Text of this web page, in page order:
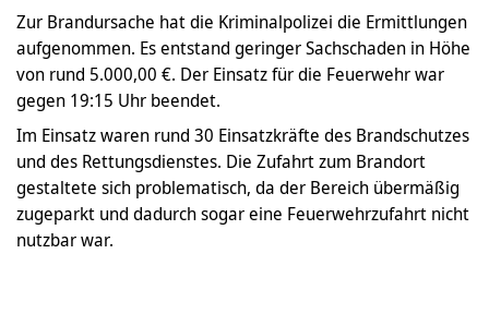
Zur Brandursache hat die Kriminalpolizei die Ermittlungen
aufgenommen. Es entstand ge­ringer Sachschaden in Höhe
von rund 5.000,00 €. Der Einsatz für die Feuerwehr war
gegen 19:15 Uhr beendet.
Im Einsatz waren rund 30 Einsatzkräfte des Brandschutzes
und des Rettungsdienstes. Die Zufahrt zum Brandort
gestaltete sich problematisch, da der Bereich übermäßig
zuge­parkt und dadurch sogar eine Feuerwehrzufahrt nicht
nutzbar war.